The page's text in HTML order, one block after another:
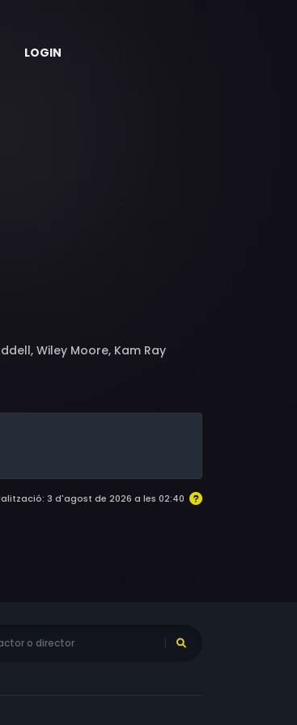
LOGIN
Wiley Moore, Kam Ray
Gedde Watanabe, Art Malik,
3 d'agost de 2026 a les 02:40